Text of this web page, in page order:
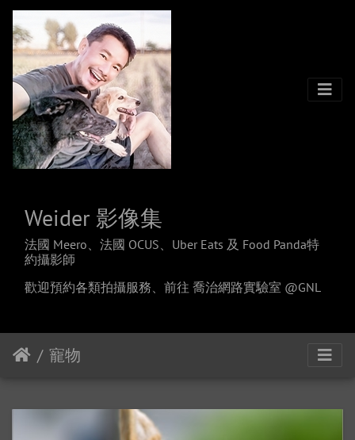
Weider 影像集
法國 Meero、法國 OCUS、Uber Eats 及 Food Panda特
約攝影師
歡迎預約各類拍攝服務、 前往 喬治網路實驗室 @GNL
寵物